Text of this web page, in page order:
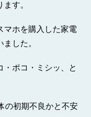
す。
マホを購入した家電
した。
・ポコ・ミシッ、と
の初期不良かと不安